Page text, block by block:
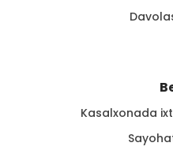
Kasalxonada